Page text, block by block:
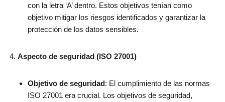
con la letra ‘A’ dentro. Estos objetivos tenían como
objetivo mitigar los riesgos identificados y garantizar la
protección de los datos sensibles.
Aspecto de seguridad (ISO 27001)
Objetivo de seguridad: El cumplimiento de las normas
ISO 27001 era crucial. Los objetivos de seguridad,